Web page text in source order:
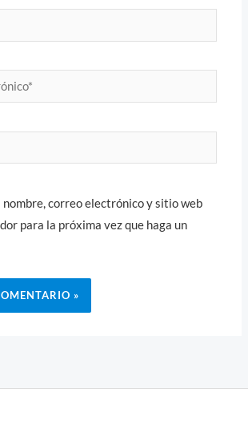
nombre, correo electrónico y sitio web
para la próxima vez que haga un